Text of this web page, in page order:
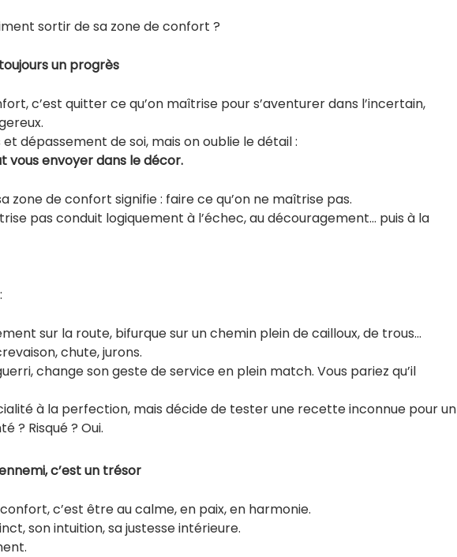
sortir de sa zone de confort ?
un progrès
c’est quitter ce qu’on maîtrise pour s’aventurer dans l’incertain,
dépassement de soi, mais on oublie le détail :
vous envoyer dans le décor.
zone de confort signifie : faire ce qu’on ne maîtrise pas.
pas conduit logiquement à l’échec, au découragement… puis à la
sur la route, bifurque sur un chemin plein de cailloux, de trous…
chute, jurons.
change son geste de service en plein match. Vous pariez qu’il
à la perfection, mais décide de tester une recette inconnue pour un
? Risqué ? Oui.
c’est un trésor
c’est être au calme, en paix, en harmonie.
son intuition, sa justesse intérieure.